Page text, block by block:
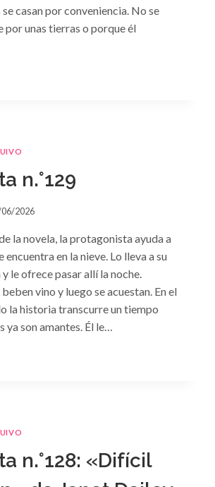
casan por conveniencia. No se
por unas tierras o porque él
n.°129
2026
la novela, la protagonista ayuda a
encuentra en la nieve. Lo lleva a su
y le ofrece pasar allí la noche.
vino y luego se acuestan. En el
la historia transcurre un tiempo
ya son amantes. Él le…
n.°128: «Difícil